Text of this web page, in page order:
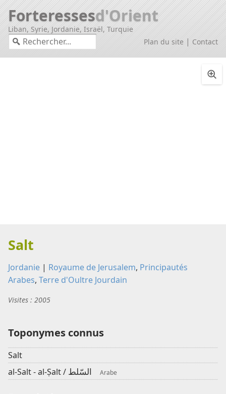
Forteressesd'Orient
Liban, Syrie, Jordanie, Israël, Turquie
Plan du site | Contact
Salt
Jordanie | Royaume de Jerusalem, Principautés
Arabes, Terre d'Oultre Jourdain
Visites : 2005
Toponymes connus
Salt
al-Salt - al-Ṣalt / السّلط Arabe